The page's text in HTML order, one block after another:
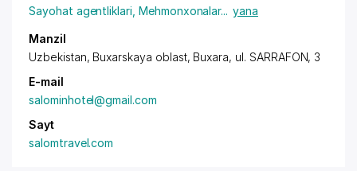
Sayohat agentliklari Mehmonxonalar... yana
Manzil
Uzbekistan, Buxarskaya oblast, Buxara, ul. SARRAFON, 3
E-mail
salominhotel@gmail.com
Sayt
salomtravel.com